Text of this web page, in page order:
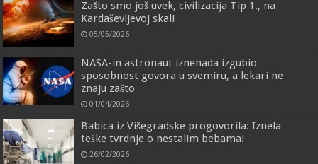
Zašto smo još uvek, civilizacija Tip 1., na
Kardaševljevoj skali
05/05/2026
NASA-in astronaut iznenada izgubio
sposobnost govora u svemiru, a lekari ne
znaju zašto
01/04/2026
Babica iz Višegradske progovorila: Iznela
teške tvrdnje o nestalim bebama!
26/02/2026